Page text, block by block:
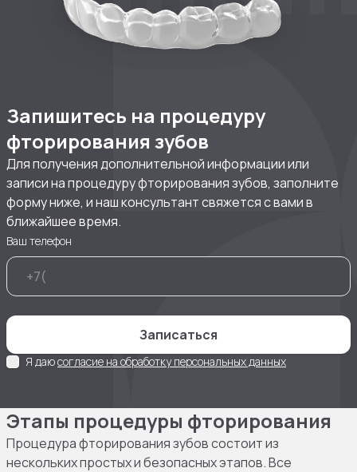
Запишитесь на процедуру
фторирования зубов
Для получения дополнительной информации или
записи на процедуру фторирования зубов, заполните
форму ниже, и наш консультант свяжется с вами в
ближайшее время.
Ваш телефон
Записаться
Я даюсогласие на обработку персональных данных
Этапы процедуры фторирования
Процедура фторирования зубов состоит из
нескольких простых и безопасных этапов. Все